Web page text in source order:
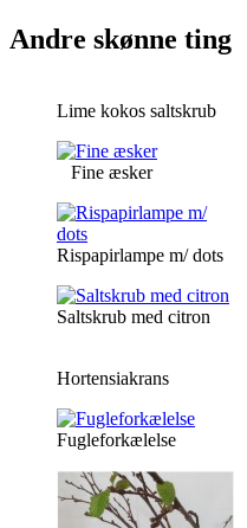
Andre skønne ting
Lime kokos saltskrub
Fine æsker
Rispapirlampe m/ dots
Saltskrub med citron
Hortensiakrans
Fugleforkælelse